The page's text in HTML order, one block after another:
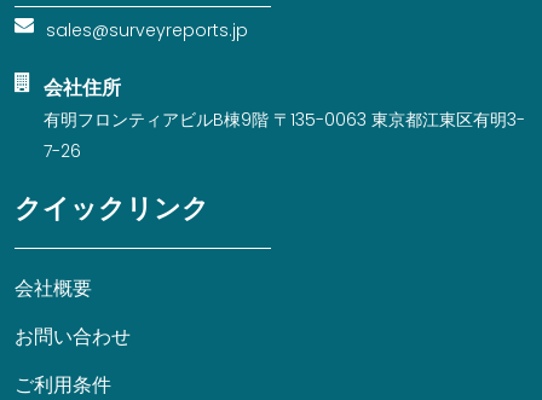
sales@surveyreports.jp
会社住所
有明フロンティアビルB棟9階 〒135-0063 東京都江東区有明3-
7-26
クイックリンク
会社概要
お問い合わせ
ご利用条件